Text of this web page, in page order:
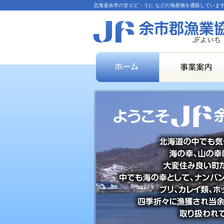
北海道余市の甘エビ・うに などの海産物を通販していま